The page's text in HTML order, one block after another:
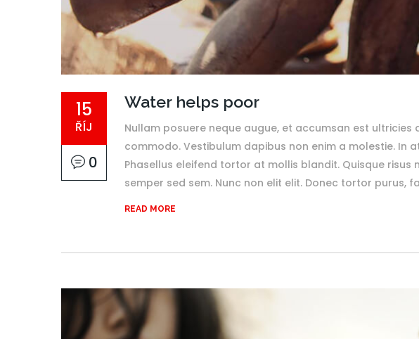
15
ŘÍJ
0
Water helps poor
Nullam posuere neque augue, et accumsan est
commodo. Vestibulum dapibus non enim a molestie. In
Phasellus eleifend tortor at mollis blandit. Quisque
semper sed sem. Nunc non elit elit. Donec tortor purus,
READ MORE